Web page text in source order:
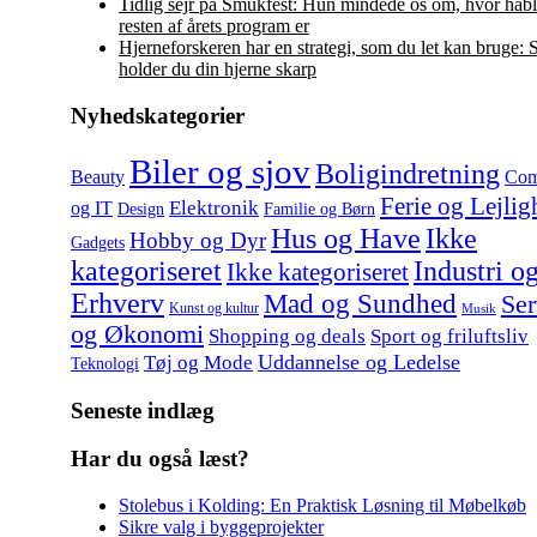
Tidlig sejr på Smukfest: Hun mindede os om, hvor
resten af årets program er
Hjerneforskeren har en strategi, som du let kan bruge:
holder du din hjerne skarp
Nyhedskategorier
Beauty Biler og sjovBoligindretning
og IT Design Elektronik Familie og Børn Ferie og
Gadgets Hobby og DyrHus og Have Ikke
kategoriseretIkke kategoriseret Industri og
Erhverv Kunst og kultur Mad og Sundhed Musik
og Økonomi Shopping og deals Sport og friluftsliv
Teknologi Tøj og Mode Uddannelse og Ledelse
Seneste indlæg
Har du også læst?
Stolebus i Kolding: En Praktisk Løsning til Møbelkøb
Sikre valg i byggeprojekter